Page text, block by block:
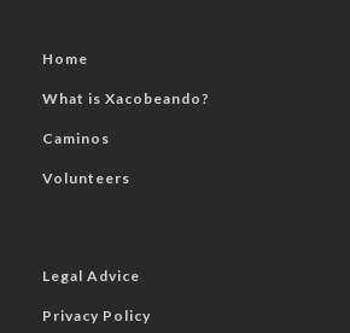
Home
What is Xacobeando?
Caminos
Volunteers
Legal Advice
Privacy Policy